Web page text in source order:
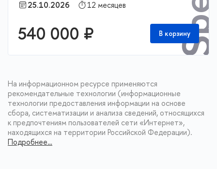
цепях поставок»
25.10.2026
12 месяцев
540 000 ₽ В корзину
На информационном ресурсе применяются
рекомендательные технологии (информационные
технологии предоставления информации на основе
сбора, систематизации и анализа сведений, относящихся
к предпочтениям пользователей сети «Интернет»,
находящихся на территории Российской Федерации).
Подробнее…